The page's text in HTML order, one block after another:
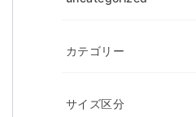
カテゴリー
サイズ区分